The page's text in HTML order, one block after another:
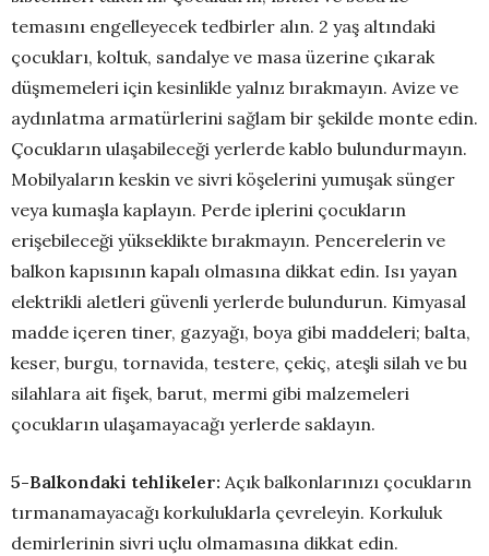
temasını engelleyecek tedbirler alın. 2 yaş altındaki
çocukları, koltuk, sandalye ve masa üzerine çıkarak
düşmemeleri için kesinlikle yalnız bırakmayın. Avize ve
aydınlatma armatürlerini sağlam bir şekilde monte edin.
Çocukların ulaşabileceği yerlerde kablo bulundurmayın.
Mobilyaların keskin ve sivri köşelerini yumuşak sünger
veya kumaşla kaplayın. Perde iplerini çocukların
erişebileceği yükseklikte bırakmayın. Pencerelerin ve
balkon kapısının kapalı olmasına dikkat edin. Isı yayan
elektrikli aletleri güvenli yerlerde bulundurun. Kimyasal
madde içeren tiner, gazyağı, boya gibi maddeleri; balta,
keser, burgu, tornavida, testere, çekiç, ateşli silah ve bu
silahlara ait fişek, barut, mermi gibi malzemeleri
çocukların ulaşamayacağı yerlerde saklayın.
5-Balkondaki tehlikeler: Açık balkonlarınızı çocukların
tırmanamayacağı korkuluklarla çevreleyin. Korkuluk
demirlerinin sivri uçlu olmamasına dikkat edin.